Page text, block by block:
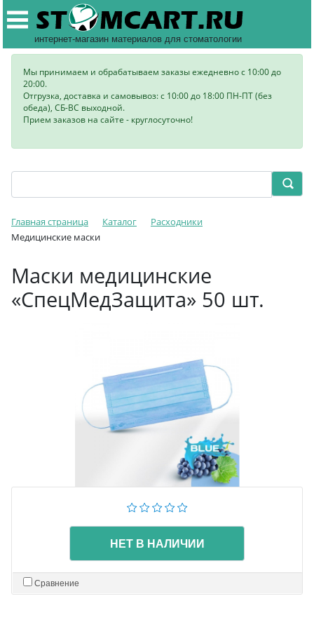
интернет-магазин материалов для стоматологии
Мы принимаем и обрабатываем заказы ежедневно с 10:00 до
20:00.
Отгрузка, доставка и самовывоз: с 10:00 до 18:00 ПН-ПТ (без
обеда), СБ-ВС выходной.
Прием заказов на сайте - круглосуточно!
Главная страница Каталог
Расходники
Медицинские маски
Маски медицинские
«СпецМедЗащита» 50 шт.
НЕТ В НАЛИЧИИ
Сравнение